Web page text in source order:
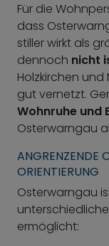
Für die
dass
stiller wirkt als
dennoch nicht
Holzkirchen
gut vernetzt.
Wohnruhe und
Osterwarngau
ANGRENZENDE
ORIENTIERUNG
Osterwarngau
ermöglicht: